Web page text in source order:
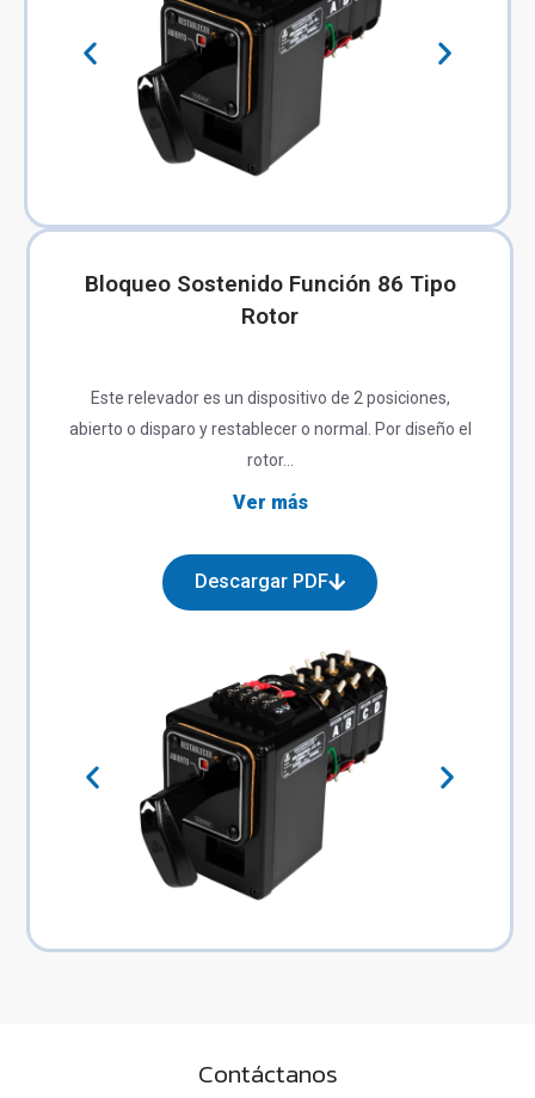
Bloqueo Sostenido Función 86 Tipo
Rotor
Este relevador es un dispositivo de 2 posiciones,
abierto o disparo y restablecer o normal. Por diseño el
rotor…
Ver más
Descargar PDF
Contáctanos